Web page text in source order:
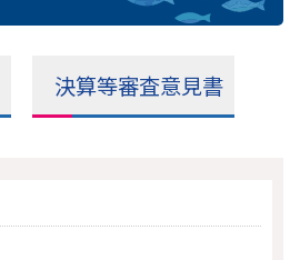
決算等審査意見書